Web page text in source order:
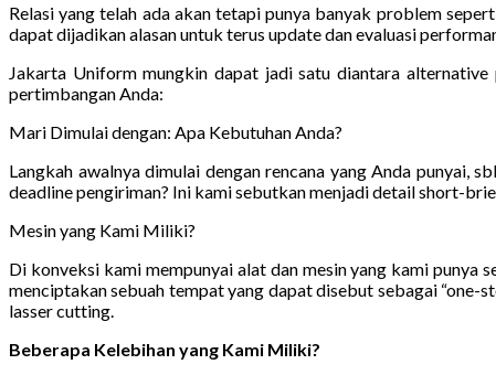
Relasi yang telah ada akan tetapi punya banyak problem
dapat dijadikan alasan untuk terus update dan evaluasi
Jakarta Uniform mungkin dapat jadi satu diantara
pertimbangan Anda:
Mari Dimulai dengan: Apa Kebutuhan Anda?
Langkah awalnya dimulai dengan rencana yang Anda punyai,
deadline pengiriman? Ini kami sebutkan menjadi detail short-
Mesin yang Kami Miliki?
Di konveksi kami mempunyai alat dan mesin yang kami
menciptakan sebuah tempat yang dapat disebut sebagai “one-
lasser cutting.
Beberapa Kelebihan yang Kami Miliki?